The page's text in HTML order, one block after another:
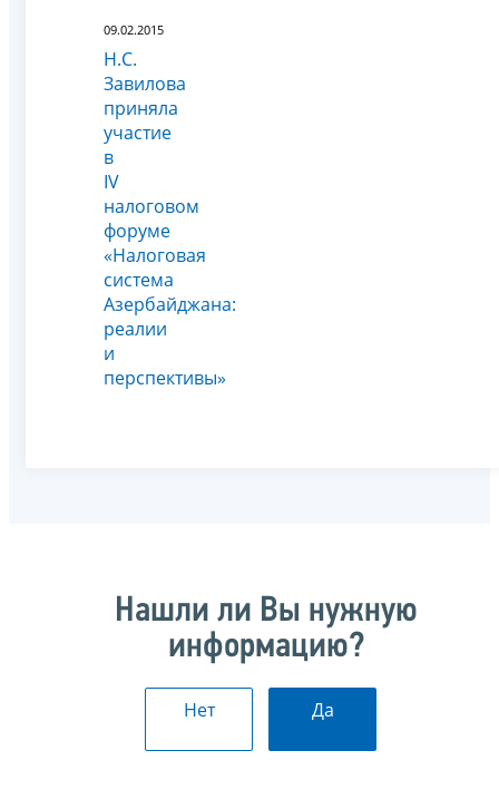
09.02.2015
Н.С.
Завилова
приняла
участие
в
IV
налоговом
форуме
«Налоговая
система
Азербайджана:
реалии
и
перспективы»
Нашли ли Вы нужную
информацию?
Нет Да